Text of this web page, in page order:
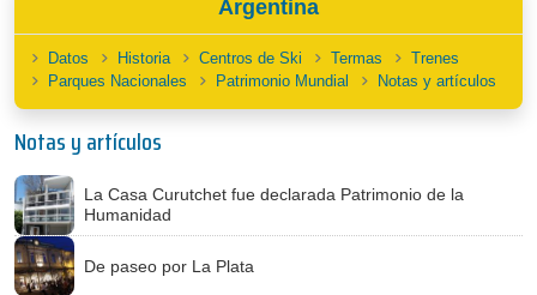
Argentina
Datos Historia Centros de Ski Termas
Trenes
Parques Nacionales
Patrimonio Mundial Notas y artículos
Notas y artículos
La Casa Curutchet fue declarada Patrimonio de la
Humanidad
De paseo por La Plata